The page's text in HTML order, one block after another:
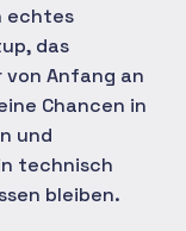
echtes
das
Anfang an
Chancen in
und
technisch
bleiben.